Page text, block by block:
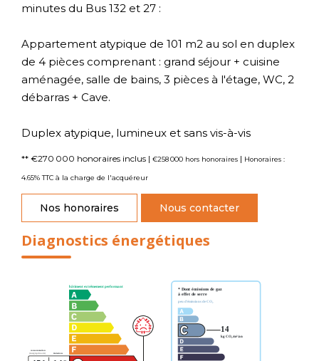
minutes du Bus 132 et 27 :
Appartement atypique de 101 m2 au sol en duplex
de 4 pièces comprenant : grand séjour + cuisine
aménagée, salle de bains, 3 pièces à l'étage, WC, 2
débarras + Cave.
Duplex atypique, lumineux et sans vis-à-vis
** €270 000 honoraires inclus | €258 000 hors honoraires | Honoraires :
4.65% TTC à la charge de l'acquéreur
Nos honoraires Nous contacter
Diagnostics énergétiques